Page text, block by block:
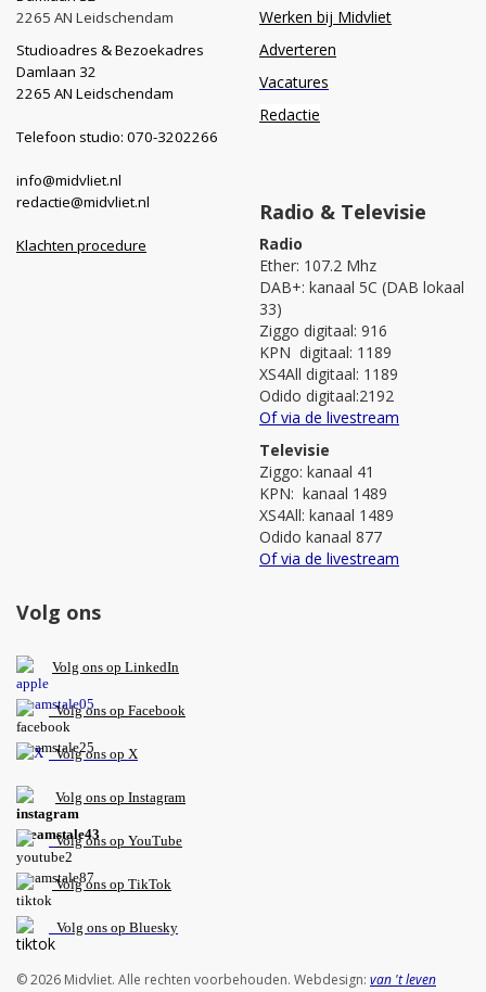
2265 AN Leidschendam
Studioadres & Bezoekadres
Damlaan 32
2265 AN Leidschendam
Telefoon studio: 070-3202266
info@midvliet.nl
redactie@midvliet.nl
Klachten procedure
Werken bij Midvliet
Adverteren
Vacatures
Redactie
Radio & Televisie
Radio
Ether: 107.2 Mhz
DAB+: kanaal 5C (DAB lokaal
33)
Ziggo digitaal: 916
KPN digitaal: 1189
XS4All digitaal: 1189
Odido digitaal:2192
Of via de livestream
Televisie
Ziggo: kanaal 41
KPN: kanaal 1489
XS4All: kanaal 1489
Odido kanaal 877
Of via de livestream
Volg ons
Volg ons op LinkedIn
Volg ons op Facebook
Volg ons op X
Volg ons op Instagram
Volgons op YouTube
Volg ons op TikTok
Volg ons op Bluesky
© 2026 Midvliet. Alle rechten voorbehouden. Webdesign: van 't leven